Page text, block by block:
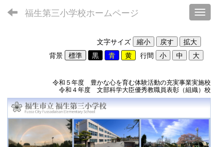
福生第三小学校ホームページ
文字サイズ
背景
行間
令和５年度 豊かな心を育む体験活動の充実事業実施校
令和４年度 文部科学大臣優秀教職員表彰（組織）校